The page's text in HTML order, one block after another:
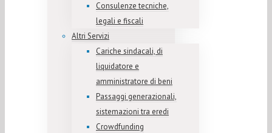
Consulenze tecniche,
legali e fiscali
Altri Servizi
Cariche sindacali, di
liquidatore e
amministratore di beni
Passaggi generazionali,
sistemazioni tra eredi
Crowdfunding